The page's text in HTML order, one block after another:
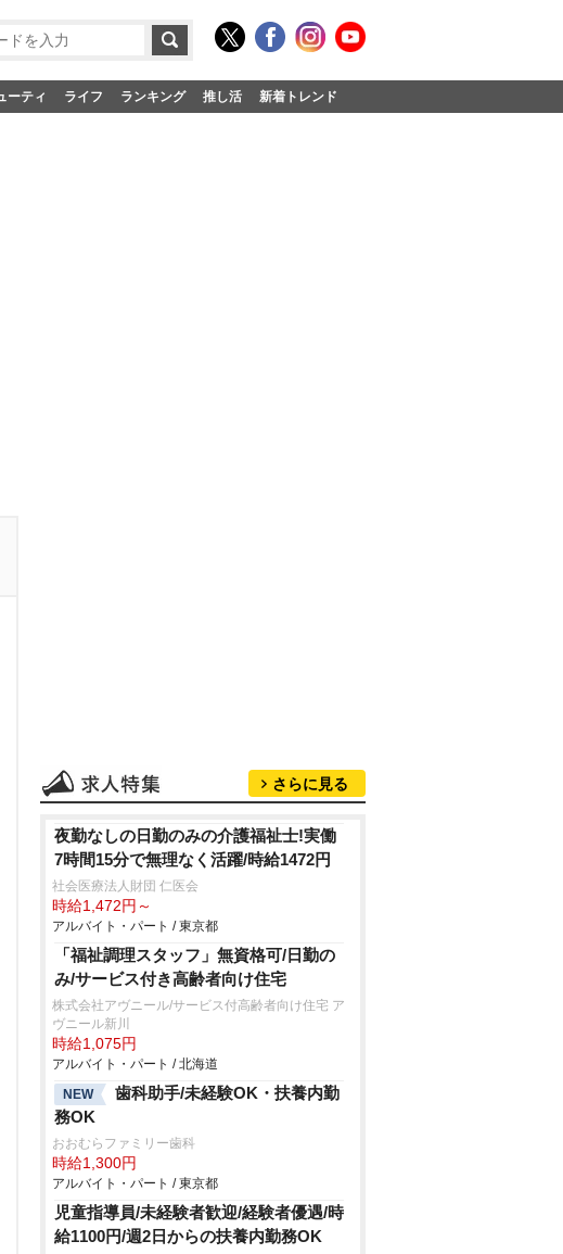
ーティ ライフ ランキング 推し活 新着トレンド
さらに見る
夜勤なしの日勤のみの介護福祉士!実働
7時間15分で無理なく活躍/時給1472円
社会医療法人財団 仁医会
時給1,472円～
アルバイト・パート / 東京都
「福祉調理スタッフ」無資格可/日勤の
み/サービス付き高齢者向け住宅
株式会社アヴニール/サービス付高齢者向け住宅 ア
ヴニール新川
時給1,075円
アルバイト・パート / 北海道
NEW
歯科助手/未経験OK・扶養内勤
務OK
おおむらファミリー歯科
時給1,300円
アルバイト・パート / 東京都
児童指導員/未経験者歓迎/経験者優遇/時
給1100円/週2日からの扶養内勤務OK